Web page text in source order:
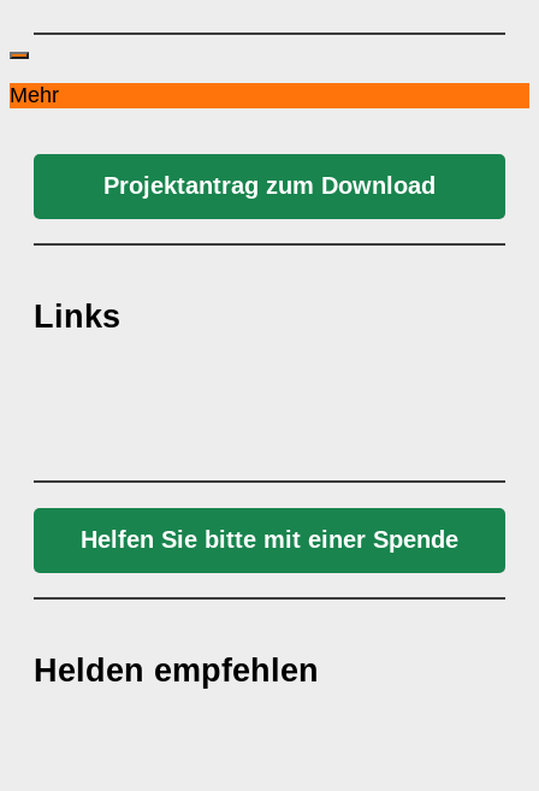
Mehr
Projektantrag zum Download
Links
Helfen Sie bitte mit einer Spende
Helden empfehlen